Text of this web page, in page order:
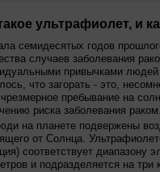
ультрафиолет, и
семидесятых годов
случаев заболевания
привычками
что загорать - это,
пребывание на
риска заболевания
на планете подвержены
от Солнца.
соответствует диапазону
и подразделяется на три